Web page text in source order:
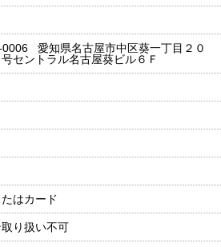
0006 愛知県名古屋市中区葵一丁目２０
セントラル名古屋葵ビル６Ｆ
はカード
取り扱い不可